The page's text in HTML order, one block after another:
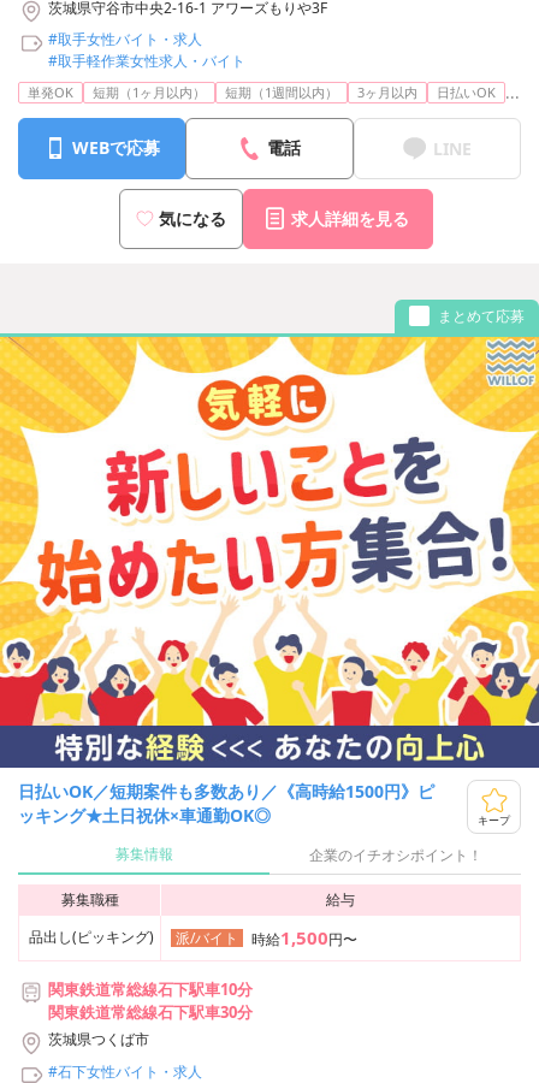
茨城県守谷市中央2-16-1 アワーズもりや3F
#取手女性バイト・求人
#取手軽作業女性求人・バイト
単発OK 短期（1ヶ月以内） 短期（1週間以内） 3ヶ月以内 日払いOK ...
WEBで応募 電話 LINE
気になる 求人詳細を見る
まとめて応募
日払いOK／短期案件も多数あり／《高時給1500円》ピ
ッキング★土日祝休×車通勤OK◎
キープ
募集情報 企業のイチオシポイント！
募集職種
給与
品出し(ピッキング)
派/バイト 時給1,500円〜
関東鉄道常総線石下駅車10分
関東鉄道常総線石下駅車30分
茨城県つくば市
#石下女性バイト・求人